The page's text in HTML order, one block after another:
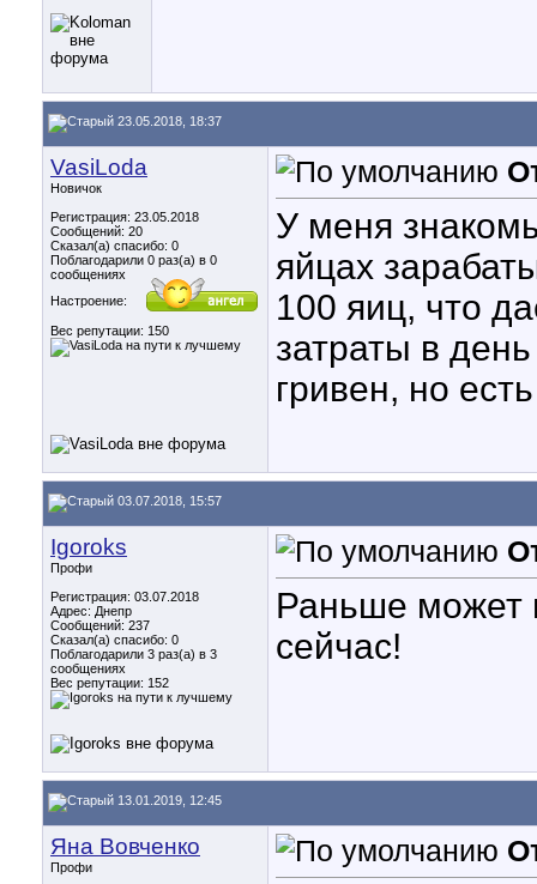
23.05.2018, 18:37
VasiLoda
Новичок
Регистрация: 23.05.2018
Сообщений: 20
Сказал(а) спасибо: 0
Поблагодарили 0 раз(а) в 0
сообщениях
Настроение:
Вес репутации: 150
У меня
яйцах
100 яиц, что
затраты в
гривен, но
03.07.2018, 15:57
Igoroks
Профи
Регистрация: 03.07.2018
Адрес: Днепр
Сообщений: 237
Сказал(а) спасибо: 0
Поблагодарили 3 раз(а) в 3
сообщениях
Вес репутации: 152
Раньше может
сейчас!
13.01.2019, 12:45
Яна Вовченко
Профи